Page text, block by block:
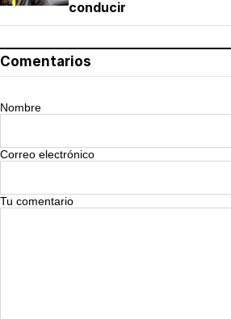
conducir
Comentarios
Nombre
Correo electrónico
Tu comentario